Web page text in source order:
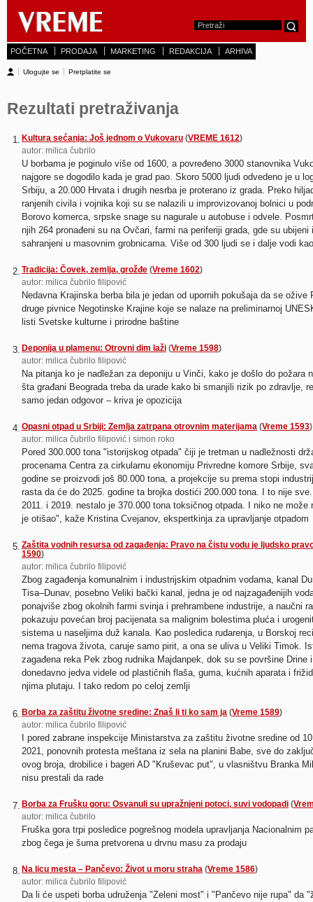
POČETNA PRODAJA MARKETING REDAKCIJA ARHIVA
Ulogujte se Pretplatite se
Rezultati pretraživanja
1. Kultura sećanja: Još jednom o Vukovaru (VREME 1612)
autor: milica čubrilo
U borbama je poginulo više od 1600, a povređeno 3000 stanovnika
najgore se dogodilo kada je grad pao. Skoro 5000 ljudi odvedeno je u
Srbiju, a 20.000 Hrvata i drugih nesrba je proterano iz grada. Preko
ranjenih civila i vojnika koji su se nalazili u improvizovanoj bolnici u
Borovo komerca, srpske snage su nagurale u autobuse i odvele.
njih 264 pronađeni su na Ovčari, farmi na periferiji grada, gde su ubijeni i
sahranjeni u masovnim grobnicama. Više od 300 ljudi se i dalje vodi
2. Tradicija: Čovek, zemlja, grožđe (Vreme 1602)
autor: milica čubrilo filipović
Nedavna Krajinska berba bila je jedan od upornih pokušaja da se ožive
druge pivnice Negotinske Krajine koje se nalaze na preliminarnoj
listi Svetske kulturne i prirodne baštine
3. Deponija u plamenu: Otrovni dim laži (Vreme 1598)
autor: milica čubrilo filipović
Na pitanja ko je nadležan za deponiju u Vinči, kako je došlo do požara
šta građani Beograda treba da urade kako bi smanjili rizik po zdravlje,
samo jedan odgovor – kriva je opozicija
4. Opasni otpad u Srbiji: Zemlja zatrpana otrovnim materijama (Vreme 1593)
autor: milica čubrilo filipović i simon roko
Pored 300.000 tona "istorijskog otpada" čiji je tretman u nadležnosti
procenama Centra za cirkularnu ekonomiju Privredne komore Srbije,
godine se proizvodi još 80.000 tona, a projekcije su prema stopi
rasta da će do 2025. godine ta brojka dostići 200.000 tona. I to nije
2011. i 2019. nestalo je 370.000 tona toksičnog otpada. I niko ne može
je otišao", kaže Kristina Cvejanov, ekspertkinja za upravljanje otpadom
5. Zaštita vodnih resursa od zagađenja: Pravo na čistu vodu je ljudsko
1590)
autor: milica čubrilo filipović
Zbog zagađenja komunalnim i industrijskim otpadnim vodama, kanal
Tisa–Dunav, posebno Veliki bački kanal, jedna je od najzagađenijih
ponajviše zbog okolnih farmi svinja i prehrambene industrije, a naučni
pokazuju povećan broj pacijenata sa malignim bolestima pluća i
sistema u naseljima duž kanala. Kao posledica rudarenja, u Borskoj
nema tragova života, caruje samo pirit, a ona se uliva u Veliki Timok.
zagađena reka Pek zbog rudnika Majdanpek, dok su se površine Drine
donedavno jedva videle od plastičnih flaša, guma, kućnih aparata i
njima plutaju. I tako redom po celoj zemlji
6. Borba za zaštitu životne sredine: Znaš li ti ko sam ja (Vreme 1589)
autor: milica čubrilo filipović
I pored zabrane inspekcije Ministarstva za zaštitu životne sredine od
2021, ponovnih protesta meštana iz sela na planini Babe, sve do
ovog broja, drobilice i bageri AD "Kruševac put", u vlasništvu Branka
nisu prestali da rade
7. Borba za Frušku goru: Osvanuli su upražnjeni potoci, suvi vodopadi (
autor: milica čubrilo
Fruška gora trpi posledice pogrešnog modela upravljanja Nacionalnim
zbog čega je šuma pretvorena u drvnu masu za prodaju
8. Na licu mesta – Pančevo: Život u moru straha (Vreme 1586)
autor: milica čubrilo filipović
Da li će uspeti borba udruženja "Zeleni most" i "Pančevo nije rupa" da